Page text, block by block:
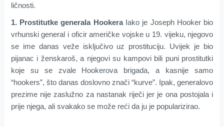
ličnosti.
1. Prostitutke generala HookeraIako je Joseph Hooker bio
vrhunski general i oficir američke vojske u 19. vijeku, njegovo
se ime danas veže isključivo uz prostituciju. Uvijek je bio
pijanac i ženskaroš, a njegovi su kampovi bili puni prostitutki
koje su se zvale Hookerova brigada, a kasnije samo
“hookers”, što danas doslovno znači “kurve”. Ipak, generalovo
prezime nije zaslužno za nastanak riječi jer je ona postojala i
prije njega, ali svakako se može reći da ju je popularizirao.